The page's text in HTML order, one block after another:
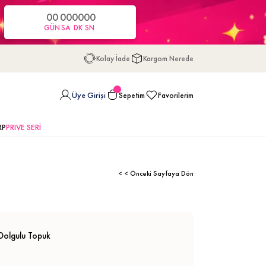
00
GÜN
00
SA
00
DK
00
SN
Kolay İade Kargom Nerede
Üye Girişi Sepetim Favorilerim
PRIVE SERİ
< < Önceki Sayfaya Dön
Topuk